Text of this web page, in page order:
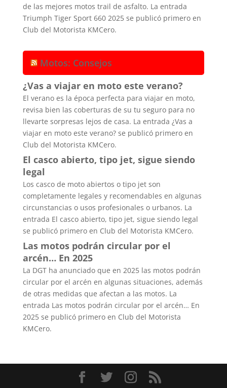
de las mejores motos trail de asfalto. La entrada
Triumph Tiger Sport 660 2025 se publicó primero en
Club del Motorista KMCero.
Motos: Consejos
¿Vas a viajar en moto este verano?
El verano es la época perfecta para viajar en moto,
revisa bien las coberturas de su tu seguro para no
llevarte sorpresas lejos de casa. La entrada ¿Vas a
viajar en moto este verano? se publicó primero en
Club del Motorista KMCero.
El casco abierto, tipo jet, sigue siendo
legal
Los casco de moto abiertos o tipo jet son
completamente legales y recomendables en algunas
circunstancias o usos profesionales o urbanos. La
entrada El casco abierto, tipo jet, sigue siendo legal
se publicó primero en Club del Motorista KMCero.
Las motos podrán circular por el
arcén… En 2025
La DGT ha anunciado que en 2025 las motos podrán
circular por el arcén en algunas situaciones, además
de otras medidas que afectan a las motos. La
entrada Las motos podrán circular por el arcén… En
2025 se publicó primero en Club del Motorista
KMCero.